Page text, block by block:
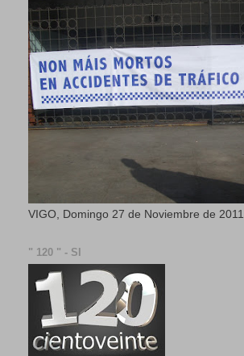
VIGO, Domingo 27 de Noviembre de 2011
" 120 " - SI